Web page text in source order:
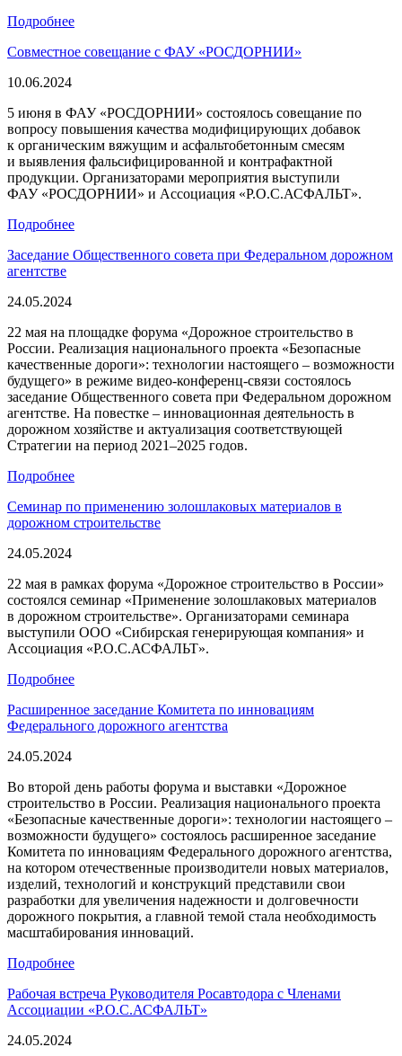
Подробнее
Совместное совещание с ФАУ «РОСДОРНИИ»
10.06.2024
5 июня в ФАУ «РОСДОРНИИ» состоялось совещание по
вопросу повышения качества модифицирующих добавок
к органическим вяжущим и асфальтобетонным смесям
и выявления фальсифицированной и контрафактной
продукции. Организаторами мероприятия выступили
ФАУ «РОСДОРНИИ» и Ассоциация «Р.О.С.АСФАЛЬТ».
Подробнее
Заседание Общественного совета при Федеральном дорожном
агентстве
24.05.2024
22 мая на площадке форума «Дорожное строительство в
России. Реализация национального проекта «Безопасные
качественные дороги»: технологии настоящего – возможности
будущего» в режиме видео-конференц-связи состоялось
заседание Общественного совета при Федеральном дорожном
агентстве. На повестке – инновационная деятельность в
дорожном хозяйстве и актуализация соответствующей
Стратегии на период 2021‒2025 годов.
Подробнее
Семинар по применению золошлаковых материалов в
дорожном строительстве
24.05.2024
22 мая в рамках форума «Дорожное строительство в России»
состоялся семинар «Применение золошлаковых материалов
в дорожном строительстве». Организаторами семинара
выступили ООО «Сибирская генерирующая компания» и
Ассоциация «Р.О.С.АСФАЛЬТ».
Подробнее
Расширенное заседание Комитета по инновациям
Федерального дорожного агентства
24.05.2024
Во второй день работы форума и выставки «Дорожное
строительство в России. Реализация национального проекта
«Безопасные качественные дороги»: технологии настоящего ‒
возможности будущего» состоялось расширенное заседание
Комитета по инновациям Федерального дорожного агентства,
на котором отечественные производители новых материалов,
изделий, технологий и конструкций представили свои
разработки для увеличения надежности и долговечности
дорожного покрытия, а главной темой стала необходимость
масштабирования инноваций.
Подробнее
Рабочая встреча Руководителя Росавтодора с Членами
Ассоциации «Р.О.С.АСФАЛЬТ»
24.05.2024